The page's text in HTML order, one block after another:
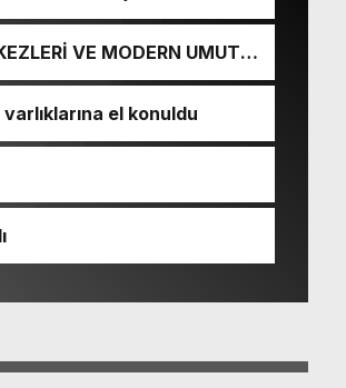
VE MODERN UMUT
el konuldu